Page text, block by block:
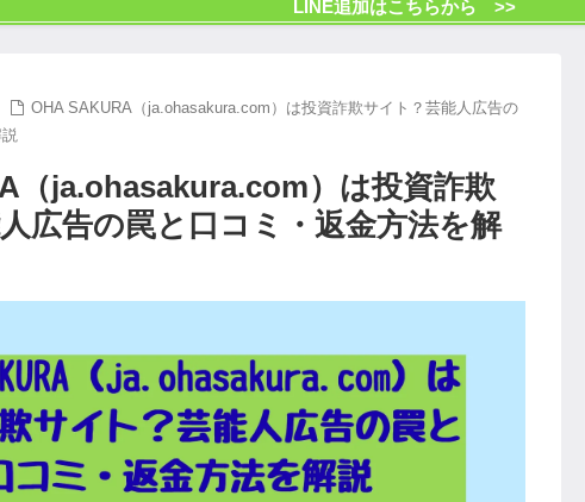
LINE追加はこちらから >>
OHA SAKURA（ja.ohasakura.com）は投資詐欺サイト？芸能人広告の
（ja.ohasakura.com）は投資詐欺
広告の罠と口コミ・返金方法を解